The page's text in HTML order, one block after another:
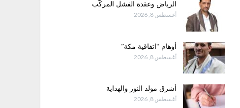
الرياض وعقدة الفشل المركَّب
أغسطس 8, 2026
أوهام “اتفاقية مكة”
أغسطس 8, 2026
أشرق مولد النور والهداية
أغسطس 8, 2026